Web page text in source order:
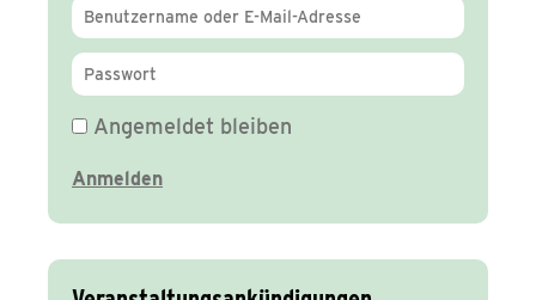
Angemeldet bleiben